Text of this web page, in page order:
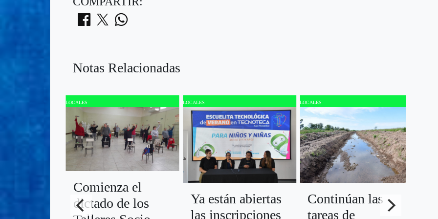
Notas Relacionadas
LOCALES
Comienza el
dictado de los
LOCALES
Ya están abiertas
las inscripciones
LOCALES
Continúan las
tareas de